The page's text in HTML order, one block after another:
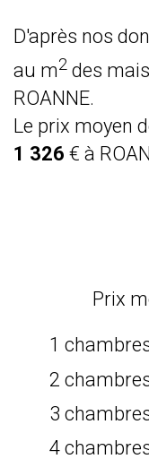
D'après nos
au m2 des
ROANNE.
Le prix moyen
1 326 € à
Prix
1
2
3
4